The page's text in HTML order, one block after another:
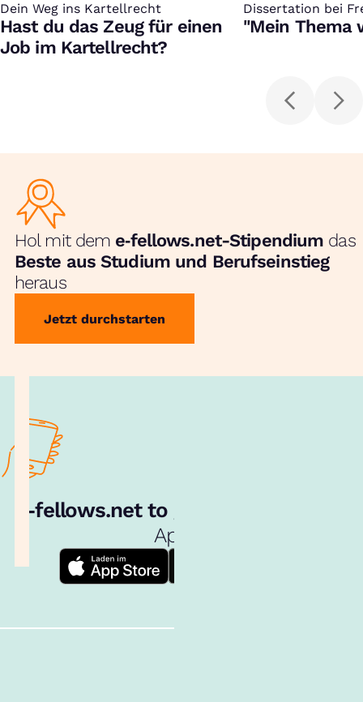
Dein Weg ins Kartellrecht
:
Hast du das Zeug für einen
Job im Kartellrecht?
Dissertation bei
:
"Mein Thema
Hol mit dem e‑fellows.net-Stipendium das
Beste aus Studium und Berufseinstieg
heraus
Jetzt durchstarten
e‑fellows.net to go:
App!